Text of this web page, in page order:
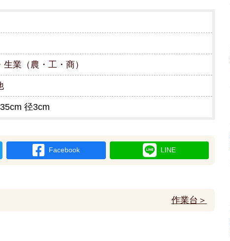
生業（農・工・商）
径3cm
Facebook LINE
作業台＞